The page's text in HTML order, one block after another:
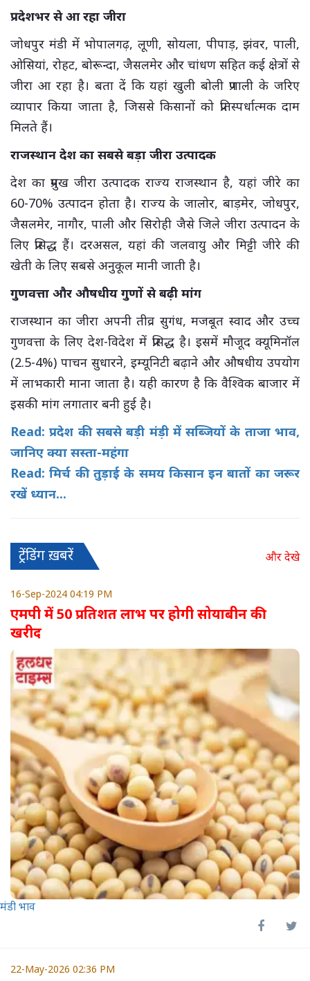
प्रदेशभर से आ रहा जीरा
जोधपुर मंडी में भोपालगढ़, लूणी, सोयला, पीपाड़, झंवर, पाली,
ओसियां, रोहट, बोरून्दा, जैसलमेर और चांधण सहित कई क्षेत्रों से
जीरा आ रहा है। बता दें कि यहां खुली बोली प्रणाली के जरिए
व्यापार किया जाता है, जिससे किसानों को प्रतिस्पर्धात्मक दाम
मिलते हैं।
राजस्थान देश का सबसे बड़ा जीरा उत्पादक
देश का प्रमुख जीरा उत्पादक राज्य राजस्थान है, यहां जीरे का
60-70% उत्पादन होता है। राज्य के जालोर, बाड़मेर, जोधपुर,
जैसलमेर, नागौर, पाली और सिरोही जैसे जिले जीरा उत्पादन के
लिए प्रसिद्ध हैं। दरअसल, यहां की जलवायु और मिट्टी जीरे की
खेती के लिए सबसे अनुकूल मानी जाती है।
गुणवत्ता और औषधीय गुणों से बढ़ी मांग
राजस्थान का जीरा अपनी तीव्र सुगंध, मजबूत स्वाद और उच्च
गुणवत्ता के लिए देश-विदेश में प्रसिद्ध है। इसमें मौजूद क्यूमिनॉल
(2.5-4%) पाचन सुधारने, इम्यूनिटी बढ़ाने और औषधीय उपयोग
में लाभकारी माना जाता है। यही कारण है कि वैश्विक बाजार में
इसकी मांग लगातार बनी हुई है।
Read: प्रदेश की सबसे बड़ी मंड़ी में सब्जियों के ताजा भाव,
जानिए क्या सस्ता-महंगा
Read: मिर्च की तुड़ाई के समय किसान इन बातों का जरूर
रखें ध्यान...
ट्रेंडिंग ख़बरें और देखे
16-Sep-2024 04:19 PM
एमपी में 50 प्रतिशत लाभ पर होगी सोयाबीन की
खरीद
मंडी भाव
22-May-2026 02:36 PM